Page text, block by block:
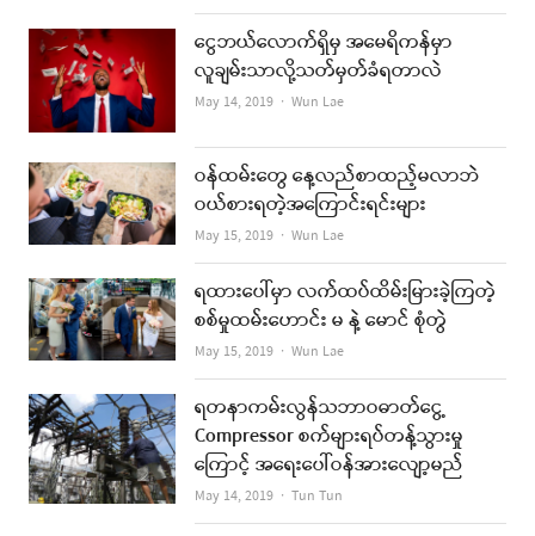
ငွေဘယ်လောက်ရှိမှ အမေရိကန်မှာ
လူချမ်းသာလို့သတ်မှတ်ခံရတာလဲ
May 14, 2019 Author
Wun Lae
ဝန်ထမ်းတွေ နေ့လည်စာထည့်မလာဘဲ
ဝယ်စားရတဲ့အကြောင်းရင်းများ
May 15, 2019 Author
Wun Lae
ရထားပေါ်မှာ လက်ထပ်ထိမ်းမြားခဲ့ကြတဲ့
စစ်မှုထမ်းဟောင်း မ နဲ့ မောင် စုံတွဲ
May 15, 2019 Author
Wun Lae
ရတနာကမ်းလွန်သဘာဝဓာတ်ငွေ့
Compressor စက်များရပ်တန့်သွားမှု
ကြောင့် အရေးပေါ်ဝန်အားလျော့မည်
May 14, 2019 Author
Tun Tun